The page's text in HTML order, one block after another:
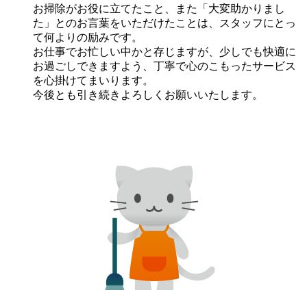
お掃除がお役に立てたこと、また「大変助かりまし
た」とのお言葉をいただけたことは、スタッフにとっ
て何よりの励みです。
お仕事でお忙しい中かと存じますが、少しでも快適に
お過ごしできますよう、丁寧で心のこもったサービス
を心掛けてまいります。
今後とも引き続きよろしくお願いいたします。